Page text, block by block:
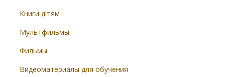
Книги дітям
Мультфильмы
Фильмы
Видеоматериалы для обучения